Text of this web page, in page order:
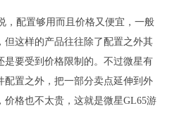
，配置够用而且价格又便宜，一般
但这样的产品往往除了配置之外其
是要受到价格限制的。不过微星有
配置之外，把一部分卖点延伸到外
格也不太贵，这就是微星GL65游